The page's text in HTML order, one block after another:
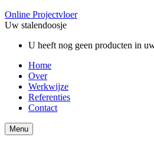
Online Projectvloer
Uw stalendoosje
U heeft nog geen producten in
Home
Over
Werkwijze
Referenties
Contact
Menu